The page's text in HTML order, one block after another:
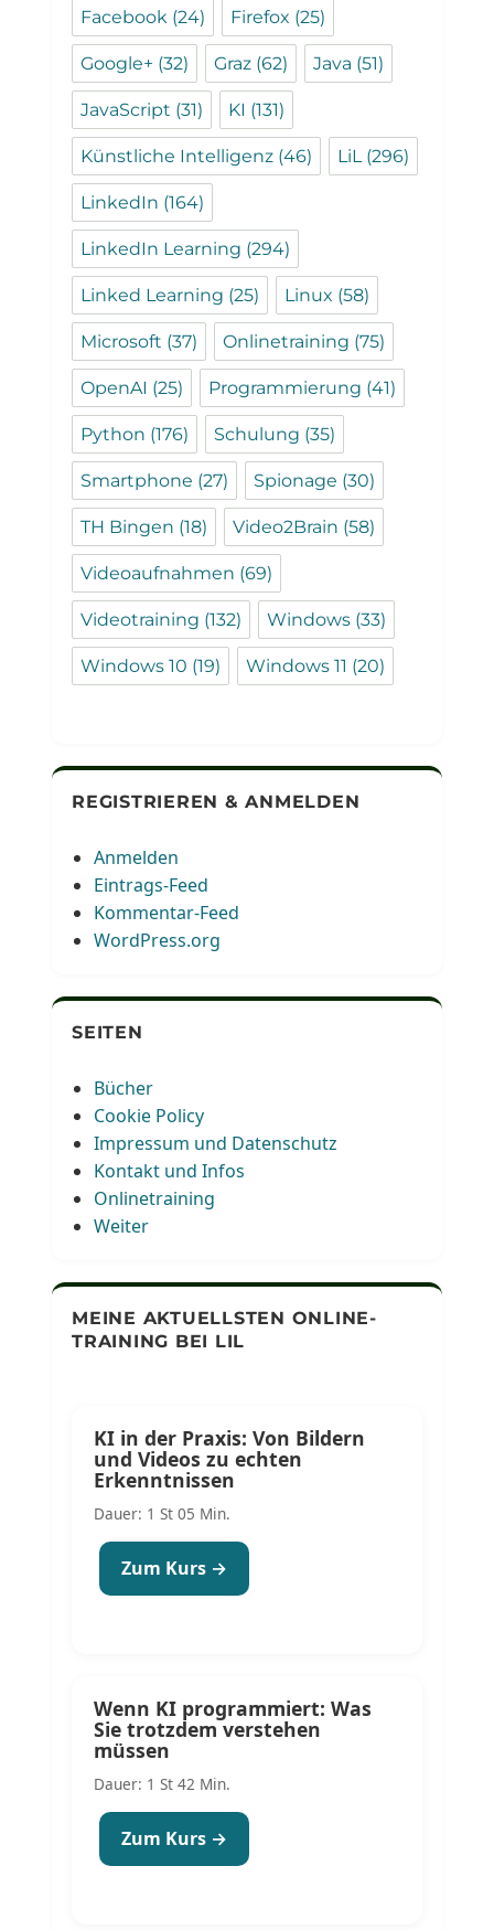
Facebook (24) Firefox (25)
Google+ (32) Graz (62) Java (51)
JavaScript (31) KI (131)
Künstliche Intelligenz (46) LiL(296)
LinkedIn (164)
LinkedIn Learning (294)
Linked Learning (25) Linux (58)
Microsoft (37) Onlinetraining (75)
OpenAI (25) Programmierung (41)
Python (176) Schulung (35)
Smartphone (27) Spionage (30)
TH Bingen (18) Video2Brain (58)
Videoaufnahmen (69)
Videotraining (132) Windows (33)
Windows 10 (19) Windows 11 (20)
REGISTRIEREN & ANMELDEN
Anmelden
Eintrags-Feed
Kommentar-Feed
WordPress.org
SEITEN
Bücher
Cookie Policy
Impressum und Datenschutz
Kontakt und Infos
Onlinetraining
Weiter
MEINE AKTUELLSTEN ONLINE-
TRAINING BEI LIL
KI in der Praxis: Von Bildern
und Videos zu echten
Erkenntnissen
Dauer: 1 St 05 Min.
Zum Kurs →
Wenn KI programmiert: Was
Sie trotzdem verstehen
müssen
Dauer: 1 St 42 Min.
Zum Kurs →